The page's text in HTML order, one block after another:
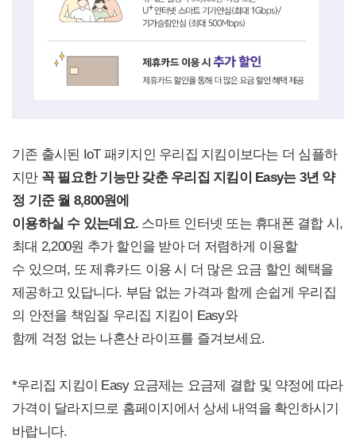
기존 출시된 IoT 패키지인 우리집 지킴이보다는 더 심플하
지만꼭 필요한 기능만 갖춘 우리집 지킴이 Easy는 3년 약
정 기준 월 8,800원에
이용하실 수 있는데요. 스마트 인터넷 또는 휴대폰 결합 시,
최대 2,200원 추가 할인을 받아 더 저렴하게 이용할
수 있으며, 또 제휴카드 이용 시 더 많은 요금 할인 혜택을
제공하고 있답니다. 부담 없는 가격과 함께 손쉽게 우리집
의 안전을 책임질 우리집 지킴이 Easy와
함께 걱정 없는 나혼산 라이프를 즐겨보세요.
*우리집 지킴이 Easy 요금제는 요금제 결합 및 약정에 따라
가격이 달라지므로 홈페이지에서 상세 내역을 확인하시기
바랍니다.